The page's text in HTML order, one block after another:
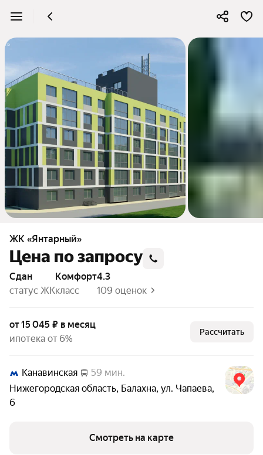
ЖК «Янтарный»
Цена по запросу
Сдан
статус ЖК
комфорт
класс
4.3
109 оценок
от 15 045 ₽ в месяц
ипотека от 6%
Рассчитать
Канавинская
59 мин.
Нижегородская область, Балахна, ул. Чапаева,
6
Смотреть на карте